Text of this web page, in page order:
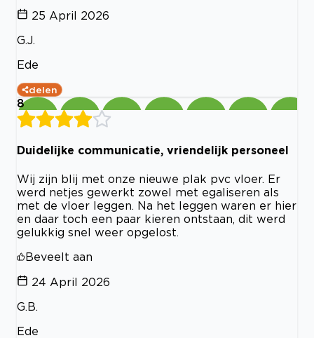
25 April 2026
G.J.
Ede
delen
8
Duidelijke communicatie, vriendelijk personeel
Wij zijn blij met onze nieuwe plak pvc vloer. Er
werd netjes gewerkt zowel met egaliseren als
met de vloer leggen. Na het leggen waren er hier
en daar toch een paar kieren ontstaan, dit werd
gelukkig snel weer opgelost.
Beveelt aan
24 April 2026
G.B.
Ede